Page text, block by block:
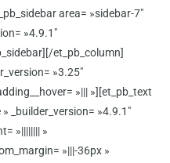
area= »sidebar-7″
»4.9.1″
et_pb_column]
»3.25″
»||| »][et_pb_text
_builder_version= »4.9.1″
»|||||||| »
»|||-36px »